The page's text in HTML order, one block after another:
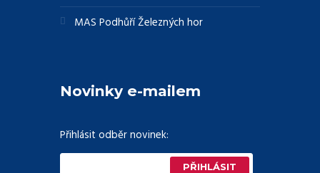
MAS Podhůří Železných hor
Novinky e-mailem
Přihlásit odběr novinek: